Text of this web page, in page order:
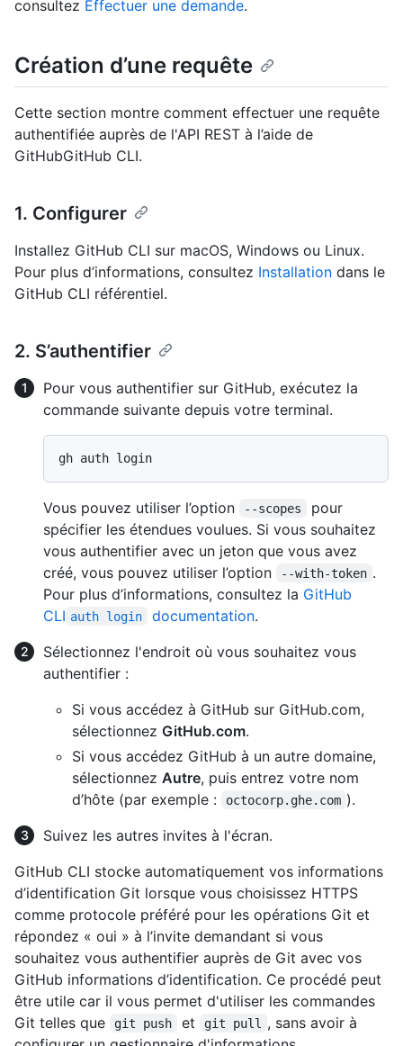
consultez Effectuer une demande.
Création d’une requête
Cette section montre comment effectuer une requête
authentifiée auprès de l'API REST à l’aide de
GitHubGitHub CLI.
1. Configurer
Installez GitHub CLI sur macOS, Windows ou Linux.
Pour plus d’informations, consultez Installation dans le
GitHub CLI référentiel.
2. S’authentifier
Pour vous authentifier sur GitHub, exécutez la
commande suivante depuis votre terminal.
Vous pouvez utiliser l’option --scopes
pour
spécifier les étendues voulues. Si vous souhaitez
vous authentifier avec un jeton que vous avez
créé, vous pouvez utiliser l’option
--with-token .
Pour plus d’informations, consultez la GitHub
CLI auth login documentation.
Sélectionnez l'endroit où vous souhaitez vous
authentifier :
Si vous accédez à GitHub sur GitHub.com,
sélectionnez GitHub.com.
Si vous accédez GitHub à un autre domaine,
sélectionnez Autre, puis entrez votre nom
d’hôte (par exemple :
octocorp.ghe.com ).
Suivez les autres invites à l'écran.
GitHub CLI stocke automatiquement vos informations
d’identification Git lorsque vous choisissez HTTPS
comme protocole préféré pour les opérations Git et
répondez « oui » à l’invite demandant si vous
souhaitez vous authentifier auprès de Git avec vos
GitHub informations d’identification. Ce procédé peut
être utile car il vous permet d'utiliser les commandes
Git telles que
git push et git pull
, sans avoir à